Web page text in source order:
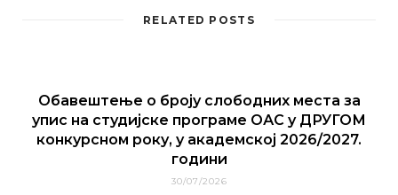
RELATED POSTS
Обавештење о броју слободних места за
упис на студијске програме ОАС у ДРУГОМ
конкурсном року, у академској 2026/2027.
години
30/07/2026